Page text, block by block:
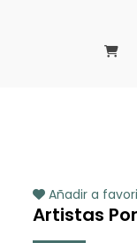
Añadir a
Artistas